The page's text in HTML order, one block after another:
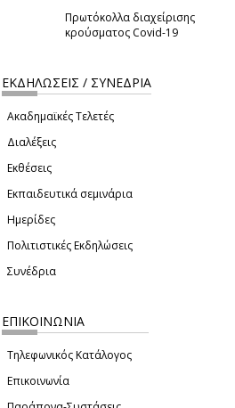
Πρωτόκολλα διαχείρισης
κρούσματος Covid-19
ΕΚΔΗΛΩΣΕΙΣ / ΣΥΝΕΔΡΙΑ
Ακαδημαϊκές Τελετές
Διαλέξεις
Εκθέσεις
Εκπαιδευτικά σεμινάρια
Ημερίδες
Πολιτιστικές Εκδηλώσεις
Συνέδρια
ΕΠΙΚΟΙΝΩΝΙΑ
Τηλεφωνικός Κατάλογος
Επικοινωνία